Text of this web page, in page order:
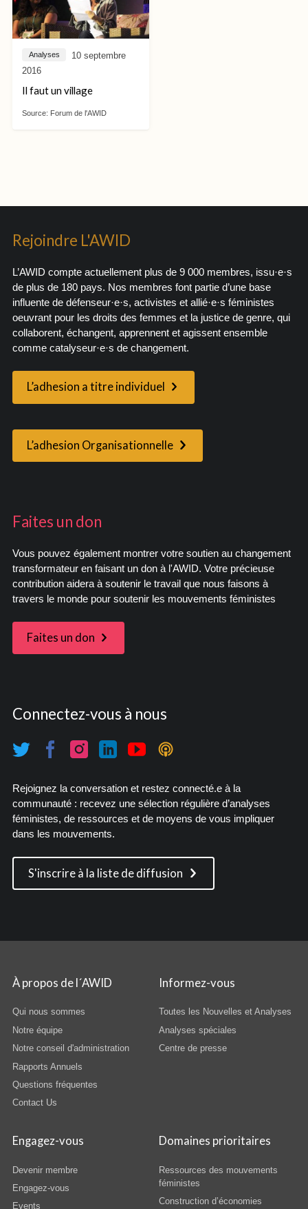
Analyses
10 septembre
2016
Il faut un village
Source: Forum de l'AWID
Rejoindre L'AWID
L’AWID compte actuellement plus de 9 000 membres, issu·e·s
de plus de 180 pays. Nos membres font partie d’une base
influente de défenseur·e·s, activistes et allié·e·s féministes
oeuvrant pour les droits des femmes et la justice de genre, qui
collaborent, échangent, apprennent et agissent ensemble
comme catalyseur·e·s de changement.
L’adhesion a titre individuel
L’adhesion Organisationnelle
Faites un don
Vous pouvez également montrer votre soutien au changement
transformateur en faisant un don à l'AWID. Votre précieuse
contribution aidera à soutenir le travail que nous faisons à
travers le monde pour soutenir les mouvements féministes
Faites un don
Connectez-vous à nous
Rejoignez la conversation et restez connecté.e à la
communauté : recevez une sélection régulière d’analyses
féministes, de ressources et de moyens de vous impliquer
dans les mouvements.
S'inscrire à la liste de diffusion
À propos de l´AWID
Qui nous sommes
Notre équipe
Notre conseil d'administration
Rapports Annuels
Questions fréquentes
Contact Us
Informez-vous
Toutes les Nouvelles et Analyses
Analyses spéciales
Centre de presse
Engagez-vous
Devenir membre
Engagez-vous
Events
Domaines prioritaires
Ressources des mouvements
féministes
Construction d’économies